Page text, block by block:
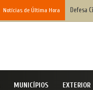
Notícias de Última Hora Defesa
MUNICÍPIOS EXTERIOR